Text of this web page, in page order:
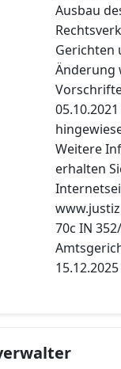
Ausbau
Gerichten
Änderung
Weitere
erhalten
70c IN
15.12.2025